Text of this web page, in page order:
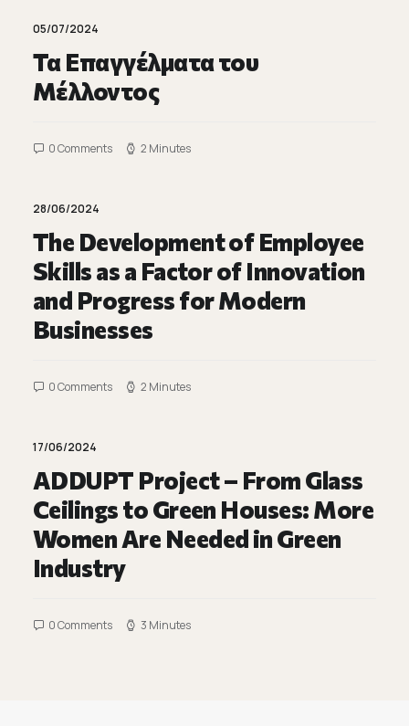
05/07/2024
Τα Επαγγέλματα του
Μέλλοντος
0 Comments 2 Minutes
28/06/2024
The Development of Employee
Skills as a Factor of Innovation
and Progress for Modern
Businesses
0 Comments 2 Minutes
17/06/2024
ADDUPT Project – From Glass
Ceilings to Green Houses: More
Women Are Needed in Green
Industry
0 Comments 3 Minutes